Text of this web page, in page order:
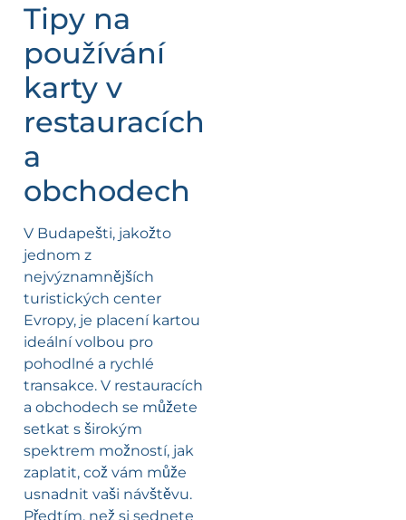
Tipy na
používání
karty v
restauracích
a
obchodech
V Budapešti, jakožto
jednom z
nejvýznamnějších
turistických center
Evropy, je placení kartou
ideální volbou pro
pohodlné a rychlé
transakce. V restauracích
a obchodech se můžete
setkat s širokým
spektrem možností, jak
zaplatit, což vám může
usnadnit vaši návštěvu.
Předtím, než si sednete